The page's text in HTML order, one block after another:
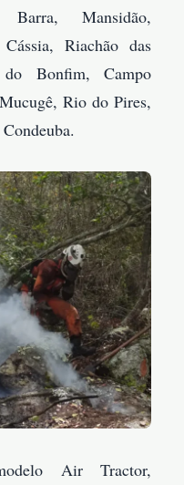
Mansidão,
Riachão das
do Bonfim, Campo
Rio do Pires,
Air Tractor,